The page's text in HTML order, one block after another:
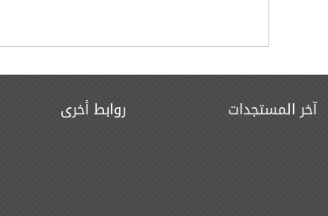
روابط أخرى آخر المستجدات